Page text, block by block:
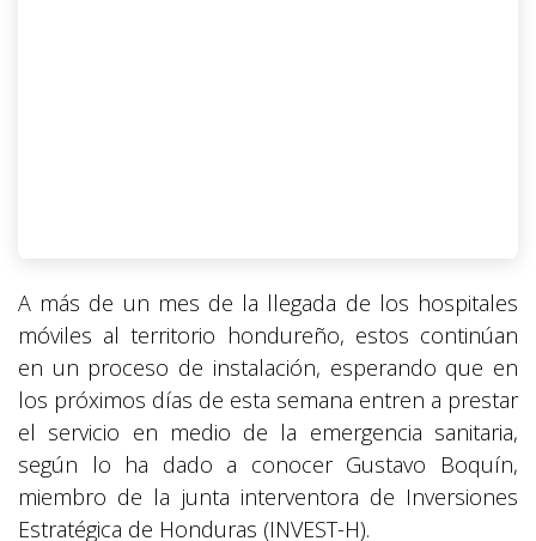
A más de un mes de la llegada de los hospitales
móviles al territorio hondureño, estos continúan
en un proceso de instalación, esperando que en
los próximos días de esta semana entren a prestar
el servicio en medio de la emergencia sanitaria,
según lo ha dado a conocer Gustavo Boquín,
miembro de la junta interventora de Inversiones
Estratégica de Honduras (INVEST-H).